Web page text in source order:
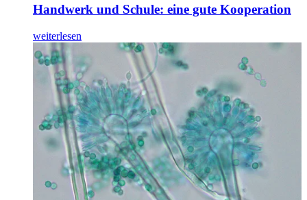
Handwerk und Schule: eine gute Kooperation
weiterlesen